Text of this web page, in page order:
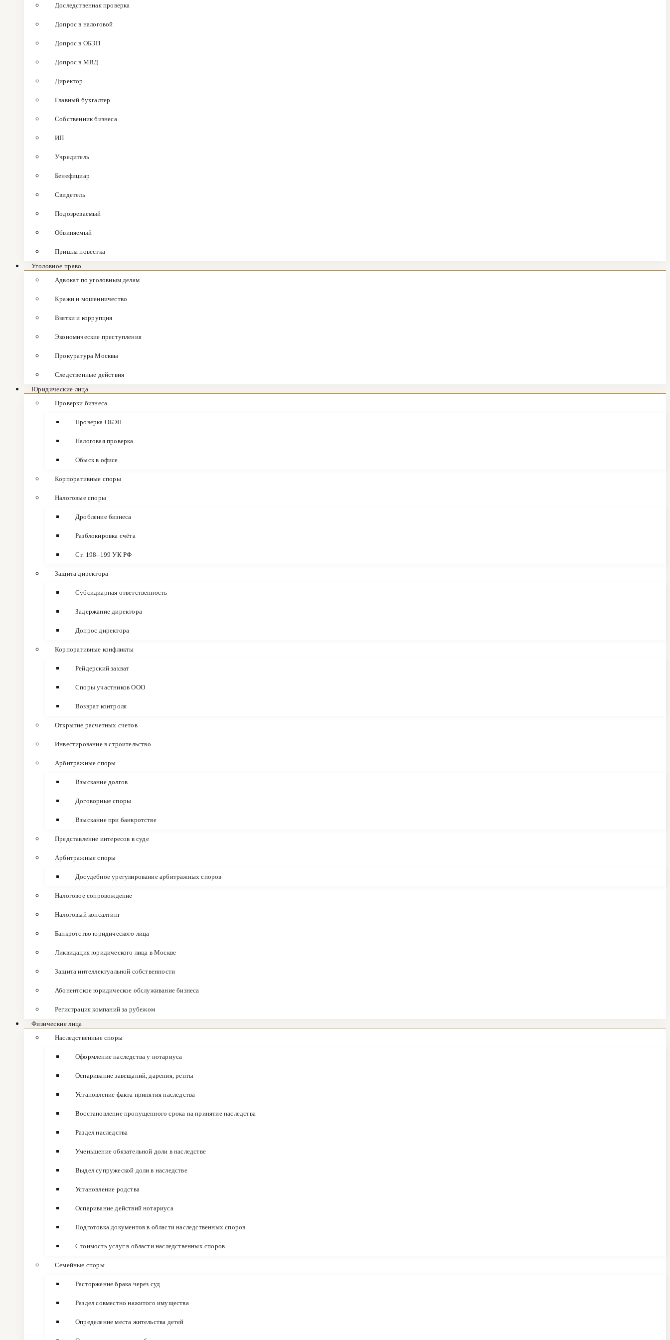
Доследственная проверка
Допрос в налоговой
Допрос в ОБЭП
Допрос в МВД
Директор
Главный бухгалтер
Собственник бизнеса
ИП
Учредитель
Бенефициар
Свидетель
Подозреваемый
Обвиняемый
Пришла повестка
Уголовное право
Адвокат по уголовным делам
Кражи и мошенничество
Взятки и коррупция
Экономические преступления
Прокуратура Москвы
Следственные действия
Юридические лица
Проверки бизнеса
Проверка ОБЭП
Налоговая проверка
Обыск в офисе
Корпоративные споры
Налоговые споры
Дробление бизнеса
Разблокировка счёта
Ст. 198–199 УК РФ
Защита директора
Субсидиарная ответственность
Задержание директора
Допрос директора
Корпоративные конфликты
Рейдерский захват
Споры участников ООО
Возврат контроля
Открытие расчетных счетов
Инвестирование в строительство
Арбитражные споры
Взыскание долгов
Договорные споры
Взыскание при банкротстве
Представление интересов в суде
Арбитражные споры
Досудебное урегулирование арбитражных споров
Налоговое сопровождение
Налоговый консалтинг
Банкротство юридического лица
Ликвидация юридического лица в Москве
Защита интеллектуальной собственности
Абонентское юридическое обслуживание бизнеса
Регистрация компаний за рубежом
Физические лица
Наследственные споры
Оформление наследства у нотариуса
Оспаривание завещаний, дарения, ренты
Установление факта принятия наследства
Восстановление пропущенного срока на принятие наследства
Раздел наследства
Уменьшение обязательной доли в наследстве
Выдел супружеской доли в наследстве
Установление родства
Оспаривание действий нотариуса
Подготовка документов в области наследственных споров
Стоимость услуг в области наследственных споров
Семейные споры
Расторжение брака через суд
Раздел совместно нажитого имущества
Определение места жительства детей